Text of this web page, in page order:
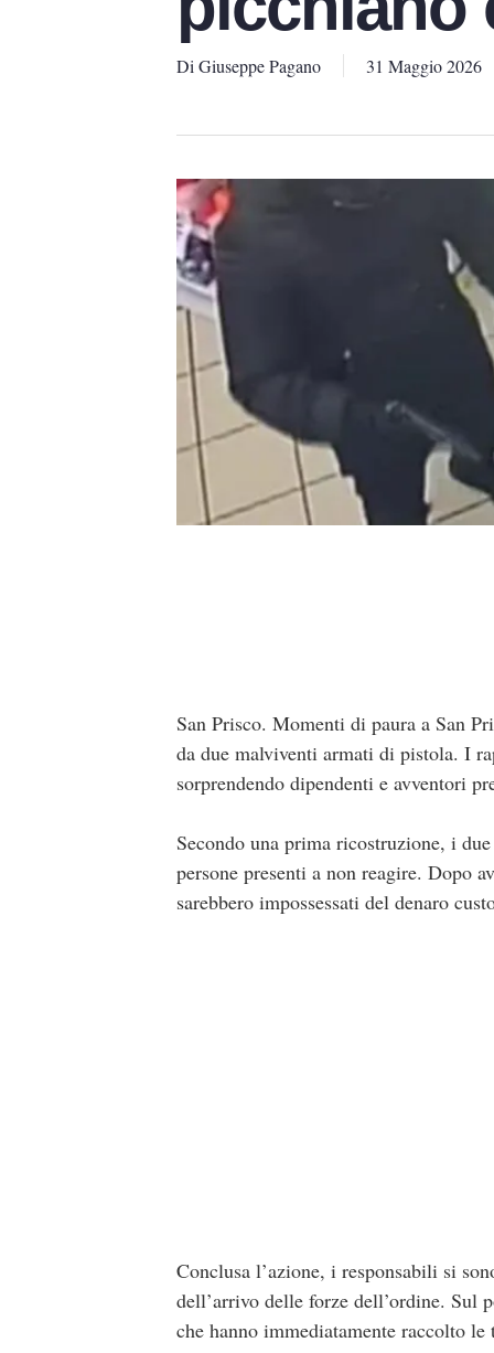
Di Giuseppe Pagano 31 Maggio 2026
San Prisco. Momenti di paura a San
da due malviventi armati di pistola. I
sorprendendo dipendenti e avventori
Secondo una prima ricostruzione, i
persone presenti a non reagire. Dopo
sarebbero impossessati del denaro
Conclusa l’azione, i responsabili si
dell’arrivo delle forze dell’ordine. Sul
che hanno immediatamente raccolto